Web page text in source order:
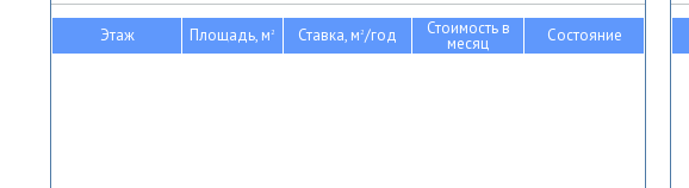
Этаж Площадь, м2 Ставка, м2/год Стоимость в
месяц Состояние